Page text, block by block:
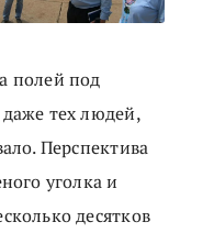
полей под
даже тех людей,
Перспектива
уголка и
десятков